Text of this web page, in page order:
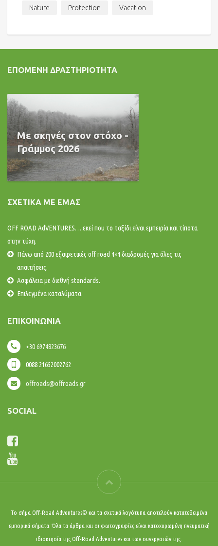
Nature Protection Vacation
ΕΠΌΜΕΝΗ ΔΡΑΣΤΗΡΙΌΤΗΤΑ
Με σκηνές στον στόχο -
Γράμμος 2026
ΣΧΕΤΙΚΆ ΜΕ ΕΜΆΣ
OFF ROAD AdVENTURES… εκεί που το ταξίδι είναι εμπειρία και τίποτα
στην τύχη.
Πάνω από 200 εξαιρετικές off road 4×4 διαδρομές για όλες τις
απαιτήσεις.
Ασφάλεια με διεθνή standards.
Επιλεγμένα καταλύματα.
ΕΠΙΚΟΙΝΩΝΊΑ
+30 6974823676
0088 21652002762
offroads@offroads.gr
SOCIAL
Το σήμα Off-Road Adventures© και τα σχετικά λογότυπα αποτελούν κατατεθειμένα
εμπορικά σήματα. Όλα τα άρθρα και οι φωτογραφίες είναι κατοχυρωμένη πνευματική
ιδιοκτησία της Off-Road Adventures και των συνεργατών της.